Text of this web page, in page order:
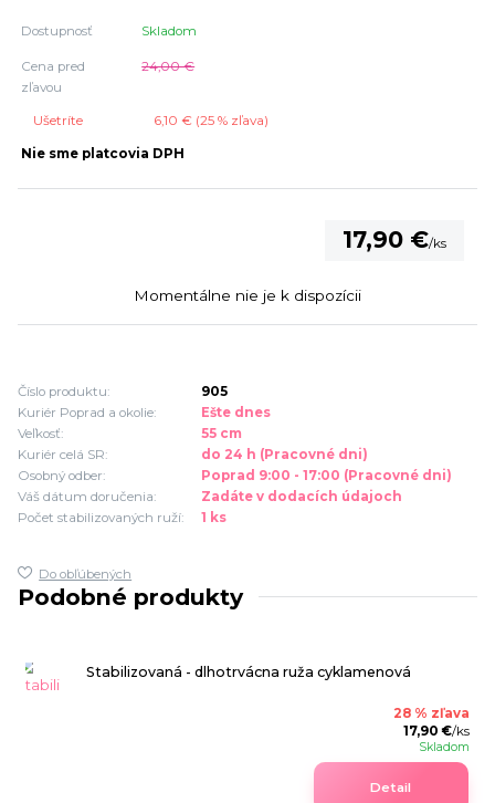
Dostupnosť Skladom
Cena pred
zľavou
24,00 €
Ušetríte 6,10 € (25% zľava)
Nie sme platcovia DPH
17,90 €/ks
Momentálne nie je k dispozícii
Číslo produktu:
905
Kuriér Poprad a okolie:
Ešte dnes
Veľkosť:
55 cm
Kuriér celá SR:
do 24 h (Pracovné dni)
Osobný odber:
Poprad 9:00 - 17:00 (Pracovné dni)
Váš dátum doručenia:
Zadáte v dodacích údajoch
Počet stabilizovaných ruží:
1 ks
Do obľúbených
Podobné produkty
Stabilizovaná - dlhotrvácna ruža cyklamenová
28 % zľava
17,90 €/ks
Skladom
Detail